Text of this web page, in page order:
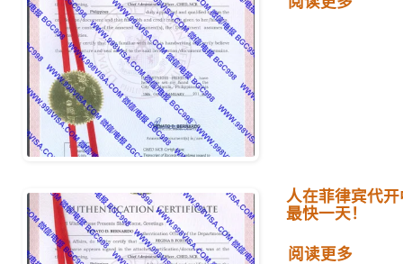
人在菲律宾代
最快一天！
阅读更多